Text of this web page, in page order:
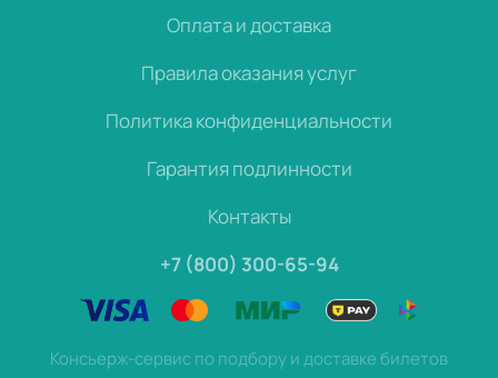
Оплата и доставка
Правила оказания услуг
Политика конфиденциальности
Гарантия подлинности
Контакты
+7 (800) 300-65-94
Консьерж-сервис по подбору и доставке билетов